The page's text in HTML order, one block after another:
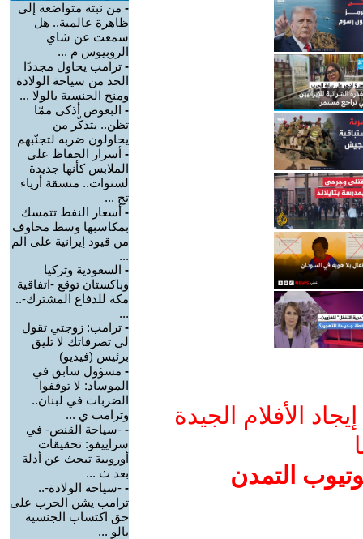
الأفلام الجيدة
التمدن
- من نبتة متواضعة إلى
ظاهرة عالمية.. هل
سمعت عن شاي
الروبيوس م ...
- ترامب يحاول مجددًا
الحد من سياحة الولادة
ومنح الجنسية بالولا ...
- البعوض أذكى ممّا
تظن.. يتذكّر من
يحاولون ضربه لتجنّبهم
- أسرار الحفاظ على
الملابس كأنها جديدة
لسنوات.. منسقة أزياء
تج ...
- أسعار النفط تتمسك
بمكاسبها وسط مخاوف
من قيود إيرانية على الم
...
- السعودية وتركيا
وباكستان توقع -اتفاقية
مكة للدفاع المشترك-..
...
- ترامب: زوجتي تقول
لي تصرفاتك لا تليق
برئيس (فيديو)
- مسؤول سابق في
الموساد: لا توقفوا
الضربات في لبنان..
وترامب ي ...
- -سياحة القنص- في
سراييفو: تحقيقات
أوروبية تبحث عن أدلة
بعد ث ...
- -سياحة الولادة-..
ترامب يشن الحرب على
حق اكتساب الجنسية
بالو ...